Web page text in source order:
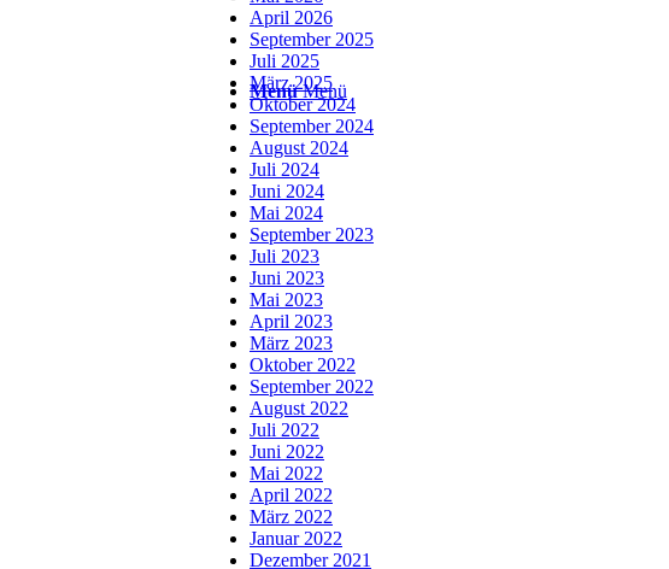
Menü Menü
April 2026
September 2025
Juli 2025
März 2025
Oktober 2024
September 2024
August 2024
Juli 2024
Juni 2024
Mai 2024
September 2023
Juli 2023
Juni 2023
Mai 2023
April 2023
März 2023
Oktober 2022
September 2022
August 2022
Juli 2022
Juni 2022
Mai 2022
April 2022
März 2022
Januar 2022
Dezember 2021